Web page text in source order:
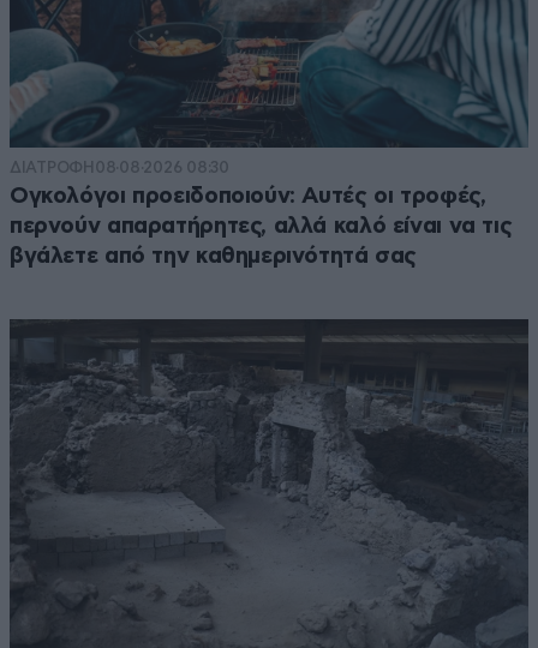
ΔΙΑΤΡΟΦΗ 08·08·2026 08:30
Ογκολόγοι προειδοποιούν: Αυτές οι τροφές,
περνούν απαρατήρητες, αλλά καλό είναι να τις
βγάλετε από την καθημερινότητά σας